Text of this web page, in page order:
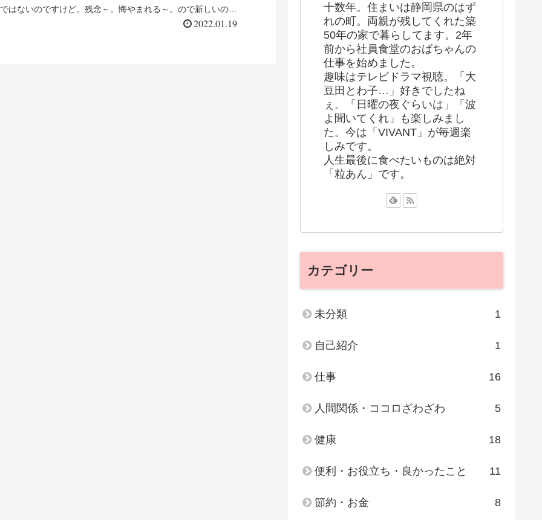
ではないのですけど。残念～。悔やまれる～。ので新しいのを
2022.01.19
十数年。住まいは静岡県のはず
れの町。両親が残してくれた築
50年の家で暮らしてます。2年
前から社員食堂のおばちゃんの
仕事を始めました。
趣味はテレビドラマ視聴。「大
豆田とわ子…」好きでしたね
ぇ。「日曜の夜ぐらいは」「波
よ聞いてくれ」も楽しみまし
た。今は「VIVANT」が毎週楽
しみです。
人生最後に食べたいものは絶対
「粒あん」です。
カテゴリー
未分類 1
自己紹介 1
仕事 16
人間関係・ココロざわざわ 5
健康 18
便利・お役立ち・良かったこと 11
節約・お金 8